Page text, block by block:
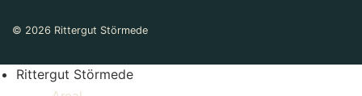
© 2026 Rittergut Störmede
Rittergut Störmede